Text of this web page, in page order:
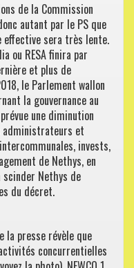
de la Commission
autant par le PS que
effective sera très lente.
ou RESA finira par
et plus de
le Parlement wallon
la gouvernance au
une diminution
administrateurs et
invests,
de Nethys, en
scinder Nethys de
du décret.
la presse révèle que
concurrentielles